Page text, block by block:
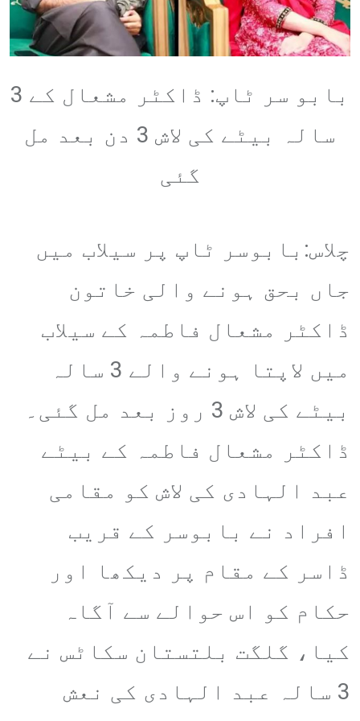
بابو سر ٹاپ: ڈاکٹر مشعال کے 3
سالہ بیٹے کی لاش 3 دن بعد مل
گئی
چلاس:بابوسر ٹاپ پر سیلاب میں
جاں بحق ہونے والی خاتون
ڈاکٹر مشعال فاطمہ کے سیلاب
میں لاپتا ہونے والے 3 سالہ
بیٹے کی لاش 3 روز بعد مل گئی۔
ڈاکٹر مشعال فاطمہ کے بیٹے
عبد الہادی کی لاش کو مقامی
افراد نے بابوسر کے قریب
ڈاسر کے مقام پر دیکھا اور
حکام کو اس حوالے سے آگاہ
کیا، گلگت بلتستان سکاٹس نے
3 سالہ عبد الہادی کی نعش